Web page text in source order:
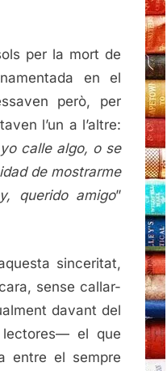
per la mort de
en el
però, per
l’un a l’altre:
calle algo, o se
de mostrarme
querido amigo”
sinceritat,
sense callar-
davant del
el que
entre el sempre